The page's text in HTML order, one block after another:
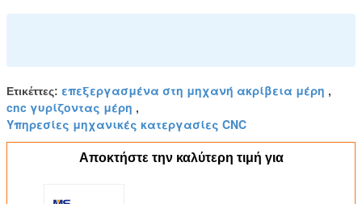
Ετικέττες: επεξεργασμένα στη μηχανή ακρίβεια μέρη ,
cnc γυρίζοντας μέρη ,
Υπηρεσίες μηχανικές κατεργασίες CNC
Αποκτήστε την καλύτερη τιμή για